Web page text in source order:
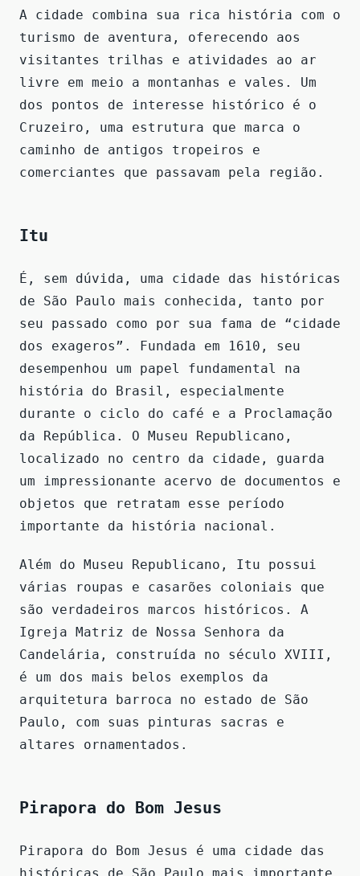
A cidade combina sua rica história com o
turismo de aventura, oferecendo aos
visitantes trilhas e atividades ao ar
livre em meio a montanhas e vales. Um
dos pontos de interesse histórico é o
Cruzeiro, uma estrutura que marca o
caminho de antigos tropeiros e
comerciantes que passavam pela região.
Itu
É, sem dúvida, uma cidade das históricas
de São Paulo mais conhecida, tanto por
seu passado como por sua fama de “cidade
dos exageros”. Fundada em 1610, seu
desempenhou um papel fundamental na
história do Brasil, especialmente
durante o ciclo do café e a Proclamação
da República. O Museu Republicano,
localizado no centro da cidade, guarda
um impressionante acervo de documentos e
objetos que retratam esse período
importante da história nacional.
Além do Museu Republicano, Itu possui
várias roupas e casarões coloniais que
são verdadeiros marcos históricos. A
Igreja Matriz de Nossa Senhora da
Candelária, construída no século XVIII,
é um dos mais belos exemplos da
arquitetura barroca no estado de São
Paulo, com suas pinturas sacras e
altares ornamentados.
Pirapora do Bom Jesus
Pirapora do Bom Jesus é uma cidade das